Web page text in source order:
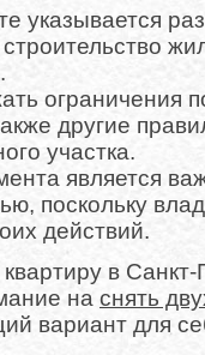
указывается
ограничения
другие
участка.
является
поскольку
действий.
в Санкт-
на снять
вариант для